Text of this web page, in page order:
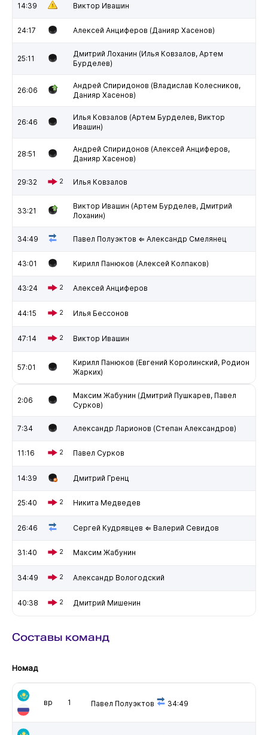
14:39 Виктор Ивашин
24:17 Алексей Анциферов (Данияр Хасенов)
25:11
Дмитрий Лоханин (Илья Ковзалов, Артем
Бурделев)
26:06
Андрей Спиридонов (Владислав Колесников,
Данияр Хасенов)
26:46
Илья Ковзалов (Артем Бурделев, Виктор
Ивашин)
28:51
Андрей Спиридонов (Алексей Анциферов,
Данияр Хасенов)
29:32 2 Илья Ковзалов
33:21
Виктор Ивашин (Артем Бурделев, Дмитрий
Лоханин)
34:49 Павел Полуэктов ⇐ Александр Смелянец
43:01 Кирилл Панюков (Алексей Колпаков)
43:24 2 Алексей Анциферов
44:15 2 Илья Бессонов
47:14 2 Виктор Ивашин
57:01
Кирилл Панюков (Евгений Королинский, Родион
Жарких)
2:06
Максим Жабунин (Дмитрий Пушкарев, Павел
Сурков)
7:34 Александр Ларионов (Степан Александров)
11:16 2 Павел Сурков
14:39 Дмитрий Гренц
25:40 2 Никита Медведев
26:46 Сергей Кудрявцев ⇐ Валерий Севидов
31:40 2 Максим Жабунин
34:49 2 Александр Вологодский
40:38 2 Дмитрий Мишенин
Составы команд
Номад
вр 1 Павел Полуэктов 34:49